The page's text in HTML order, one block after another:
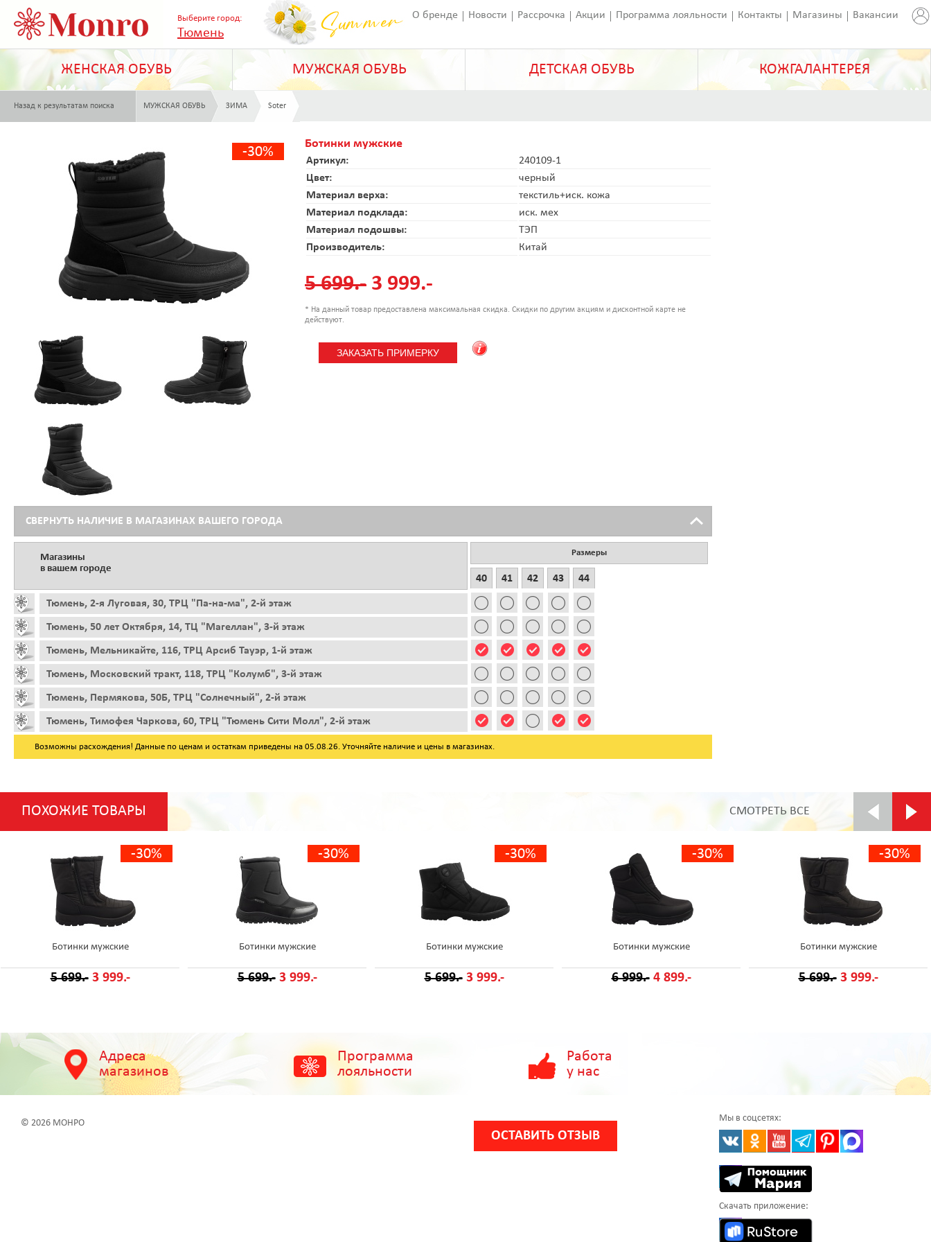
Выберите город:
Тюмень
О бренде Новости Рассрочка Акции Программа лояльности Контакты Магазины Вакансии
ЖЕНСКАЯ ОБУВЬ МУЖСКАЯ ОБУВЬ ДЕТСКАЯ ОБУВЬ КОЖГАЛАНТЕРЕЯ
Назад к результатам поиска МУЖСКАЯ ОБУВЬ ЗИМА Soter
-30%
Ботинки мужские
Артикул:
240109-1
Цвет:
черный
Материал верха:
текстиль+иск. кожа
Материал подклада:
иск. мех
Материал подошвы:
ТЭП
Производитель:
Китай
5 699.- 3 999.-
* На данный товар предоставлена максимальная скидка. Скидки по другим акциям и дисконтной карте не
действуют.
СВЕРНУТЬ НАЛИЧИЕ В МАГАЗИНАХ ВАШЕГО ГОРОДА
Магазины
в вашем городе
Тюмень, 2-я Луговая, 30, ТРЦ "Па-на-ма", 2-й этаж
Тюмень, 50 лет Октября, 14, ТЦ "Магеллан", 3-й этаж
Тюмень, Мельникайте, 116, ТРЦ Арсиб Тауэр, 1-й этаж
Тюмень, Московский тракт, 118, ТРЦ "Колумб", 3-й этаж
Тюмень, Пермякова, 50Б, ТРЦ "Солнечный", 2-й этаж
Тюмень, Тимофея Чаркова, 60, ТРЦ "Тюмень Сити Молл", 2-й этаж
Размеры
40 41 42 43 44
Возможны расхождения! Данные по ценам и остаткам приведены на 05.08.26. Уточняйте наличие и цены в магазинах.
ПОХОЖИЕ ТОВАРЫ СМОТРЕТЬ ВСЕ
-30%
Ботинки мужские
5 699.- 3 999.-
-30%
Ботинки мужские
5 699.- 3 999.-
-30%
Ботинки мужские
5 699.- 3 999.-
-30%
Ботинки мужские
6 999.- 4 899.-
-30%
Ботинки мужские
5 699.- 3 999.-
Адреса
магазинов
Программа
лояльности
Работа
у нас
© 2026 МОНРО
ОСТАВИТЬ ОТЗЫВ
Мы в соцсетях:
Скачать приложение: